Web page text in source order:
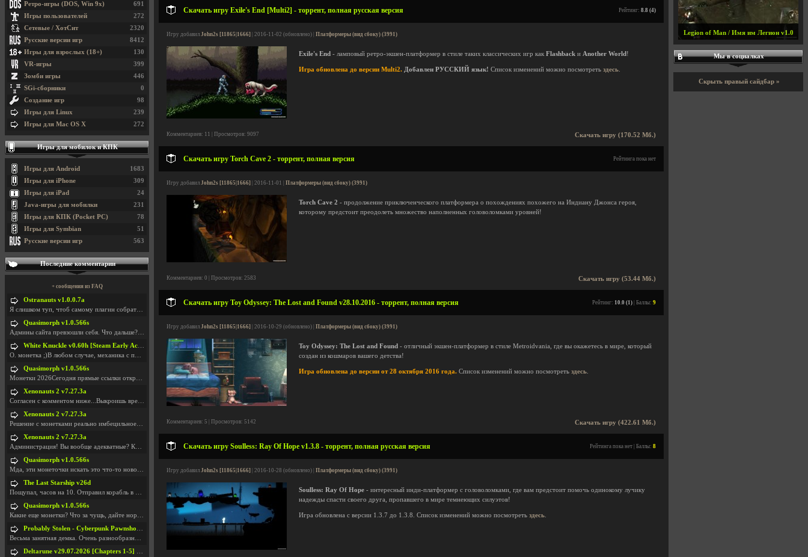
Скачать игру Exile's End [Multi2] - торрент, полная русская версия Рейтинг: 8.8 (4)
Игру добавил John2s [11865|1666] | 2016-11-02 (обновлено) | Платформеры (вид сбоку) (3991)
Exile's End - ламповый ретро-экшен-платформер в стиле таких классических игр как Flashback и Another World !
Игра обновлена до версии Multi2. Добавлен РУССКИЙ язык! Список изменений можно посмотреть здесь
Скачать игру (170.52 Мб.)
Комментариев: 11 | Просмотров: 9097
Скачать игру Torch Cave 2 - торрент, полная версия Рейтинга пока нет
Игру добавил John2s [11865|1666] | 2016-11-01 | Платформеры (вид сбоку) (3991)
Torch Cave 2 - продолжение приключенческого платформера о похождениях похожего на Индиану Джонса героя,
которому предстоит преодолеть множество наполненных головоломками уровней!
Скачать игру (53.44 Мб.)
Комментариев: 0 | Просмотров: 2583
Скачать игру Toy Odyssey: The Lost and Found v28.10.2016 - торрент, полная версия Рейтинг: 10.0 (1) | Баллы: 9
Игру добавил John2s [11865|1666] | 2016-10-29 (обновлено) | Платформеры (вид сбоку) (3991)
Toy Odyssey: The Lost and Found - отличный экшен-платформер в стиле Metroidvania, где вы окажетесь в мире, который
создан из кошмаров вашего детства!
Игра обновлена до версии от 28 октября 2016 года. Список изменений можно посмотреть здесь
Скачать игру (422.61 Мб.)
Комментариев: 5 | Просмотров: 5142
Скачать игру Soulless: Ray Of Hope v1.3.8 - торрент, полная русская версия Рейтинга пока нет | Баллы: 8
Игру добавил John2s [11865|1666] | 2016-10-28 (обновлено) | Платформеры (вид сбоку) (3991)
Soulless: Ray Of Hope - интересный инди-платформер с головоломками, где вам предстоит помочь одинокому лучику
надежды спасти своего друга, пропавшего в мире темнеющих силуэтов!
Игра обновлена с версии 1.3.7 до 1.3.8. Список изменений можно посмотреть здесь
691
Ретро-игры (DOS, Win 9x)
272
Игры пользователей
2320
Сетевые / ХотСит
8412
Русские версии игр
130
Игры для взрослых (18+)
399
VR-игры
446
Зомби игры
0
SGi-сборники
98
Создание игр
239
Игры для Linux
272
Игры для Mac OS X
Игры для мобилок и КПК
1683
Игры для Android
309
Игры для iPhone
24
Игры для iPad
231
Java-игры для мобилки
78
Игры для КПК (Pocket PC)
51
Игры для Symbian
563
Русские версии игр
Последние комментарии
+ сообщения из FAQ
Ostranauts v1.0.0.7a
Я слишком туп, чтоб самому плагин собрать. И что-т
Quasimorph v1.0.566s
Админы сайта превзошли себя. Что дальше? Засунь се
White Knuckle v0.60h [Steam Early Access]
О. монетка ;)В любом случае, механика с поиском мо
Quasimorph v1.0.566s
Монетки 2026Сегодня прямые ссылки открываются посл
Xenonauts 2 v7.27.3a
Согласен с комментом ниже...Выкроишь время чтобы з
Xenonauts 2 v7.27.3a
Решение с монетками реально имбецильное. Как сдела
Xenonauts 2 v7.27.3a
Администрация! Вы вообще адекватные? Какие монетки
Quasimorph v1.0.566s
Мда, эти монеточки искать это что-то новое в сфере
The Last Starship v26d
Пощупал, часов на 10. Отправил корабль в другую Га
Quasimorph v1.0.566s
Какие еще монетки? Что за чущь, дайте нормально ск
Probably Stolen - Cyberpunk Pawnshop Simulator v048c [Playtest]
Весьма занятная демка. Очень разнообразные механик
Deltarune v29.07.2026 [Chapters 1-5] / + RUS [Chapters 1-5]
Legion of Man / Имя им Легион v1.0
Мы в социалках
Скрыть правый сайдбар »